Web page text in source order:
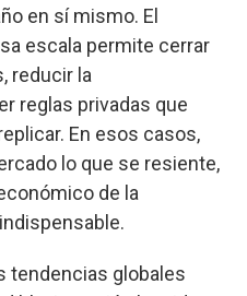
en sí mismo. El
escala permite cerrar
reducir la
reglas privadas que
En esos casos,
lo que se resiente,
de la
tendencias globales